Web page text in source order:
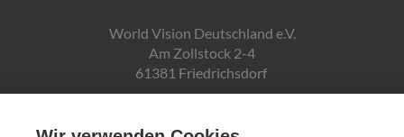
World Vision Deutschland e.V.
Am Zollstock 2-4
61381 Friedrichsdorf
DE19ZZZ00000150171